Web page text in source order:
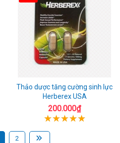
Thảo dược tăng cường sinh lực
Herberex USA
200.000₫
2